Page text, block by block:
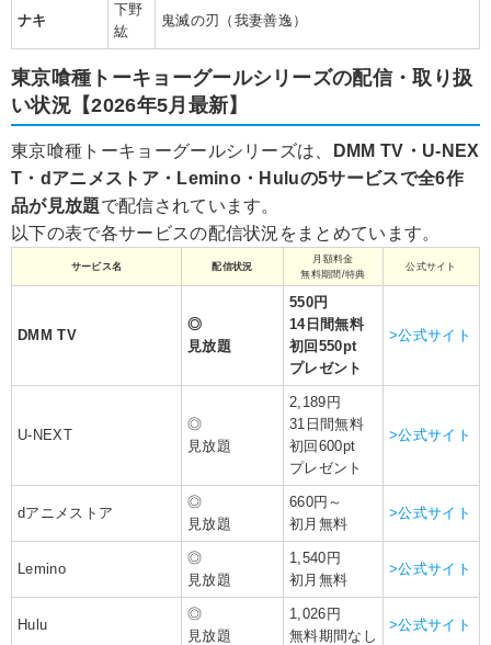
ナキ
下野
紘
鬼滅の刃（我妻善逸）
東京喰種トーキョーグールシリーズの配信・取り扱
い状況【2026年5月最新】
東京喰種トーキョーグールシリーズは、
DMM TV・U-NEX
T・dアニメストア・Lemino・Huluの5サービスで全6作
品が見放題で配信されています。
以下の表で各サービスの配信状況をまとめています。
サービス名 配信状況
月額料金
無料期間/特典
公式サイト
DMM TV
◎
見放題
550円
14日間無料
初回550pt
プレゼント
>公式サイト
U-NEXT
◎
見放題
2,189円
31日間無料
初回600pt
プレゼント
>公式サイト
dアニメストア
◎
見放題
660円～
初月無料
>公式サイト
Lemino
◎
見放題
1,540円
初月無料
>公式サイト
Hulu
◎
見放題
1,026円
無料期間なし
>公式サイト